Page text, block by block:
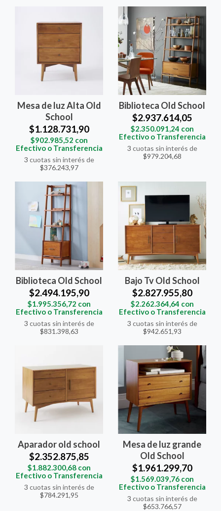
Mesa de luz Alta Old
School
$1.128.731,90
$902.985,52 con
Efectivo o Transferencia
3 cuotas sin interés de
$376.243,97
Biblioteca Old School
$2.937.614,05
$2.350.091,24 con
Efectivo o Transferencia
3 cuotas sin interés de
$979.204,68
Biblioteca Old School
$2.494.195,90
$1.995.356,72 con
Efectivo o Transferencia
3 cuotas sin interés de
$831.398,63
Bajo Tv Old School
$2.827.955,80
$2.262.364,64 con
Efectivo o Transferencia
3 cuotas sin interés de
$942.651,93
Aparador old school
$2.352.875,85
$1.882.300,68 con
Efectivo o Transferencia
3 cuotas sin interés de
$784.291,95
Mesa de luz grande
Old School
$1.961.299,70
$1.569.039,76 con
Efectivo o Transferencia
3 cuotas sin interés de
$653.766,57